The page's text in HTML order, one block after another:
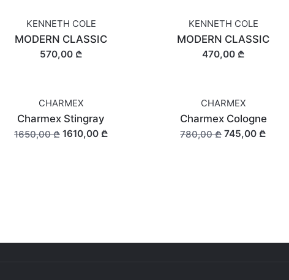
KENNETH COLE
MODERN CLASSIC
570,00 ₾
KENNETH COLE
MODERN CLASSIC
470,00 ₾
CHARMEX
Charmex Stingray
1650,00 ₾1610,00 ₾
CHARMEX
Charmex Cologne
780,00 ₾745,00 ₾